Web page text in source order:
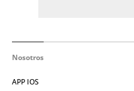
Nosotros
APP IOS